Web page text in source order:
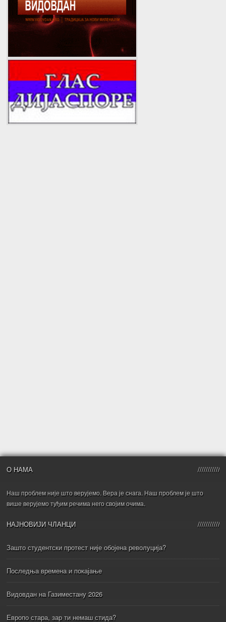
О НАМА
Наш проблем није што верујемо. Вера је снага. Наш проблем је што
више верујемо туђим речима него својим очима.
НАЈНОВИЈИ ЧЛАНЦИ
Зашто студентски протест није обојена револуција?
Последња времена и покајање
Видовдан на Газиместану 2026
Европо стара, зар ти немаш стида?